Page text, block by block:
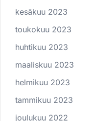
kesäkuu 2023
toukokuu 2023
huhtikuu 2023
maaliskuu 2023
helmikuu 2023
tammikuu 2023
joulukuu 2022